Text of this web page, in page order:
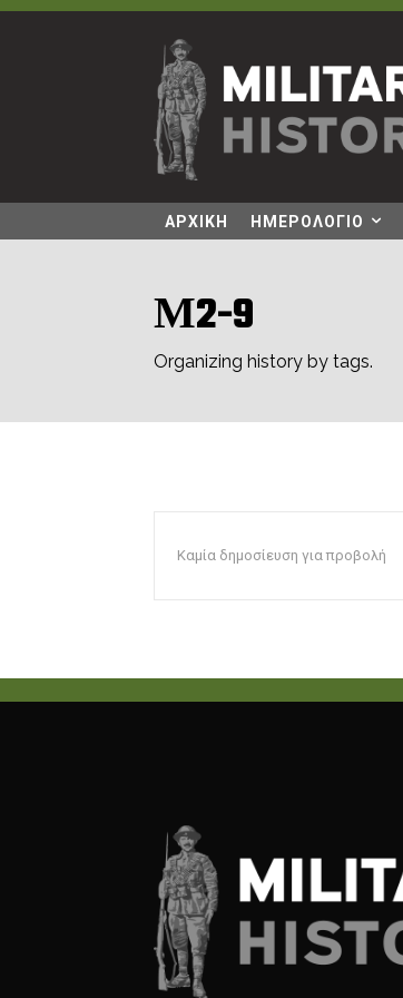
ΑΡΧΙΚΗ ΗΜΕΡΟΛΟΓΙΟ
Μ2-9
Organizing history by tags.
Καμία δημοσίευση για προβολή